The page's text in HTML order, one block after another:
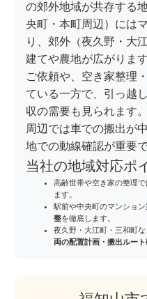
の郊外地域が共存する
央町・本町周辺）には
り、郊外（夜久野・大
建てや農地が広がりま
ご依頼や、空き家整理
ている一方で、引っ越
収の需要も見られます
周辺では車での搬出が
地での動線確認が重要で
当社の地域対応ポ
高齢世帯や空き家の整理で
ます。
駅前や中央町のマンション
整を徹底します。
夜久野・大江町・三和町
両の配置計画・搬出ルート